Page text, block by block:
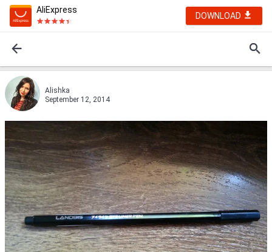
AliExpress
DOWNLOAD
Alishka
September 12, 2014